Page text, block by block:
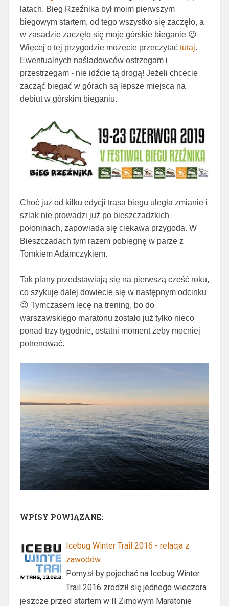
latach. Bieg Rzeźnika był moim pierwszym
biegowym startem, od tego wszystko się zaczęło, a
w zasadzie zaczęło się moje górskie bieganie 😉
Więcej o tej przygodzie możecie przeczytać tutaj.
Ewentualnych naśladowców ostrzegam i
przestrzegam - nie idźcie tą drogą! Jeżeli chcecie
zacząć biegać w górach są lepsze miejsca na
debiut w górskim bieganiu.
Choć już od kilku edycji trasa biegu uległa zmianie i
szlak nie prowadzi już po bieszczadzkich
połoninach, zapowiada się ciekawa przygoda. W
Bieszczadach tym razem pobiegnę w parze z
Tomkiem Adamczykiem.
Tak plany przedstawiają się na pierwszą cześć roku,
co szykuję dalej dowiecie się w następnym odcinku
😉 Tymczasem lecę na trening, bo do
warszawskiego maratonu zostało już tylko nieco
ponad trzy tygodnie, ostatni moment żeby mocniej
potrenować.
WPISY POWIĄZANE:
Icebug Winter Trail 2016 - relacja z
zawodów
Pomysł by pojechać na Icebug Winter
Trail 2016 zrodził się jednego wieczora
jeszcze przed startem w II Zimowym Maratonie